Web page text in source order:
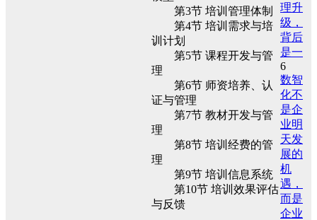
第3节 培训管理体制
第4节 培训需求与培
训计划
第5节 课程开发与管
理
第6节 师资培养、认
证与管理
第7节 教材开发与管
理
第8节 培训经费的管
理
第9节 培训信息系统
第10节 培训效果评估
与反馈
理升
级，
背后
是一
6
数智
化不
是企
业明
天发
展的
机
遇，
而是
企业